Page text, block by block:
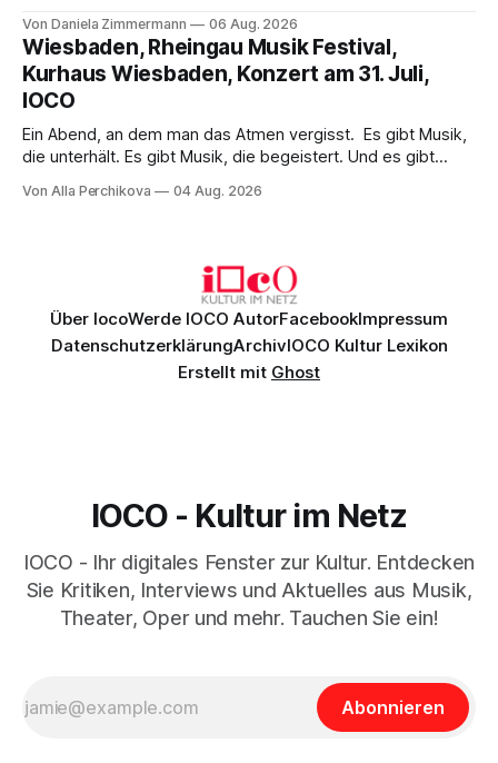
psychologische Tiefe mit starken Bildern, getragen von
einem spielfreudigen Ensemble und einer musikalisch
überzeugenden Gesamtleistung.
Von Daniela Zimmermann 06 Aug. 2026
Wiesbaden, Rheingau Musik Festival,
Kurhaus Wiesbaden, Konzert am 31. Juli,
IOCO
Ein Abend, an dem man das Atmen vergisst. Es gibt Musik,
die unterhält. Es gibt Musik, die begeistert. Und es gibt
Genau so war der Abend im Kurhaus Wiesbaden, an dem
Von Alla Perchikova 04 Aug. 2026
Über IocoWerde IOCO AutorFacebookImpressum
DatenschutzerklärungArchivIOCO Kultur Lexikon
Erstellt mit Ghost
IOCO - Kultur im Netz
IOCO - Ihr digitales Fenster zur Kultur. Entdecken
Sie Kritiken, Interviews und Aktuelles aus Musik,
Theater, Oper und mehr. Tauchen Sie ein!
Abonnieren